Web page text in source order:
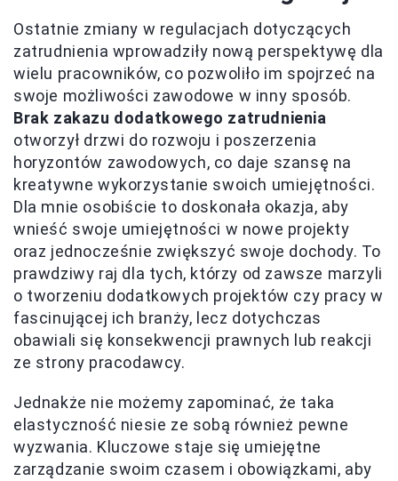
Ostatnie zmiany w regulacjach dotyczących
zatrudnienia wprowadziły nową perspektywę dla
wielu pracowników, co pozwoliło im spojrzeć na
swoje możliwości zawodowe w inny sposób.
Brak zakazu dodatkowego zatrudnienia
otworzył drzwi do rozwoju i poszerzenia
horyzontów zawodowych, co daje szansę na
kreatywne wykorzystanie swoich umiejętności.
Dla mnie osobiście to doskonała okazja, aby
wnieść swoje umiejętności w nowe projekty
oraz jednocześnie zwiększyć swoje dochody. To
prawdziwy raj dla tych, którzy od zawsze marzyli
o tworzeniu dodatkowych projektów czy pracy w
fascinującej ich branży, lecz dotychczas
obawiali się konsekwencji prawnych lub reakcji
ze strony pracodawcy.
Jednakże nie możemy zapominać, że taka
elastyczność niesie ze sobą również pewne
wyzwania. Kluczowe staje się umiejętne
zarządzanie swoim czasem i obowiązkami, aby